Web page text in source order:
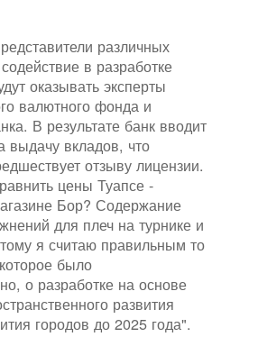
различных
в разработке
оказывать эксперты
валютного фонда и
В результате банк вводит
выдачу вкладов, что
отзыву лицензии.
цены Туапсе -
Бор? Содержание
для плеч на турнике и
я считаю правильным то
было
о разработке на основе
развития
городов до 2025 года".